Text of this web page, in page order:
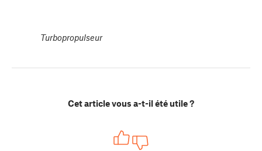
Turbopropulseur
Cet article vous a-t-il été utile ?